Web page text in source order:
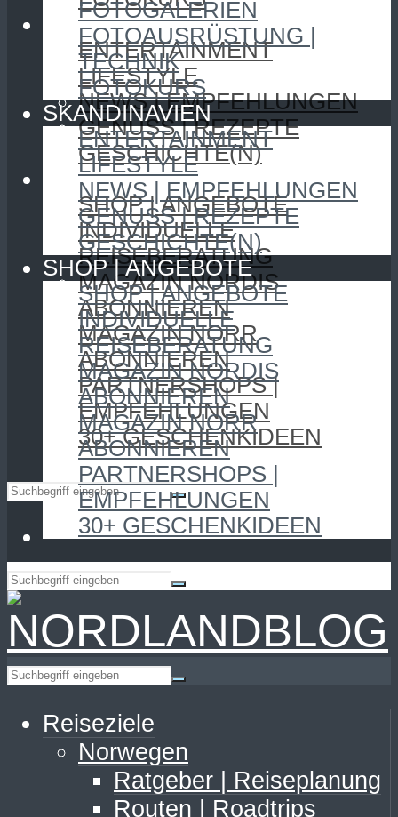
SKANDINAVIEN
ENTERTAINMENT
LIFESTYLE
NEWS | EMPFEHLUNGEN
GENUSS | REZEPTE
GESCHICHTE(N)
SHOP | ANGEBOTE
SHOP | ANGEBOTE
INDIVIDUELLE
REISEBERATUNG
MAGAZIN NORDIS
ABONNIEREN
MAGAZIN NORR
ABONNIEREN
PARTNERSHOPS |
EMPFEHLUNGEN
30+ GESCHENKIDEEN
FOTOGALERIEN
FOTOAUSRÜSTUNG |
TECHNIK
FOTOKURS
SKANDINAVIEN
ENTERTAINMENT
LIFESTYLE
NEWS | EMPFEHLUNGEN
GENUSS | REZEPTE
GESCHICHTE(N)
SHOP | ANGEBOTE
SHOP | ANGEBOTE
INDIVIDUELLE
REISEBERATUNG
MAGAZIN NORDIS
ABONNIEREN
MAGAZIN NORR
ABONNIEREN
PARTNERSHOPS |
EMPFEHLUNGEN
30+ GESCHENKIDEEN
Reiseziele
Norwegen
Ratgeber | Reiseplanung
Routen | Roadtrips